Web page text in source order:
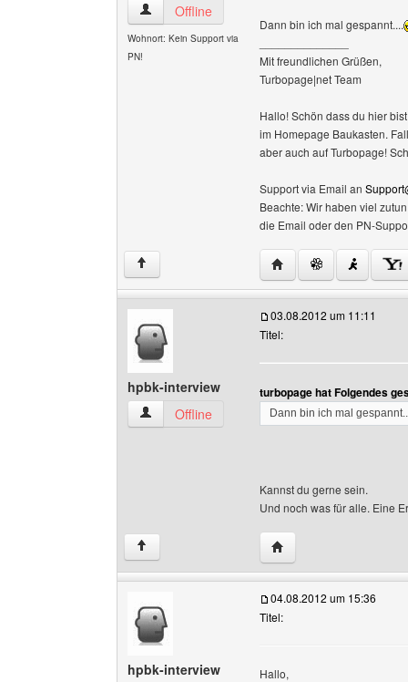
turbopage Benutzer-Profile anzeigen
Offline
Wohnort: Kein Support via
PN!
Dann bin ich mal gespannt....
Mit freundlichen Grüßen,
Turbopage|net Team
Hallo! Schön dass du hier
im Homepage Baukasten.
aber auch auf Turbopage!
Support via Email an
Beachte: Wir haben viel
die Email oder den PN-
↑ Website dieses
hpbk-interview
hpbk-interview Benutzer-Profile anzeigen
Offline
03.08.2012 um 11:11
Titel:
turbopage hat Folgendes
Dann bin ich mal
Kannst du gerne sein.
Und noch was für alle. Eine
↑ Website dieses
hpbk-interview
04.08.2012 um 15:36
Titel:
Hallo,